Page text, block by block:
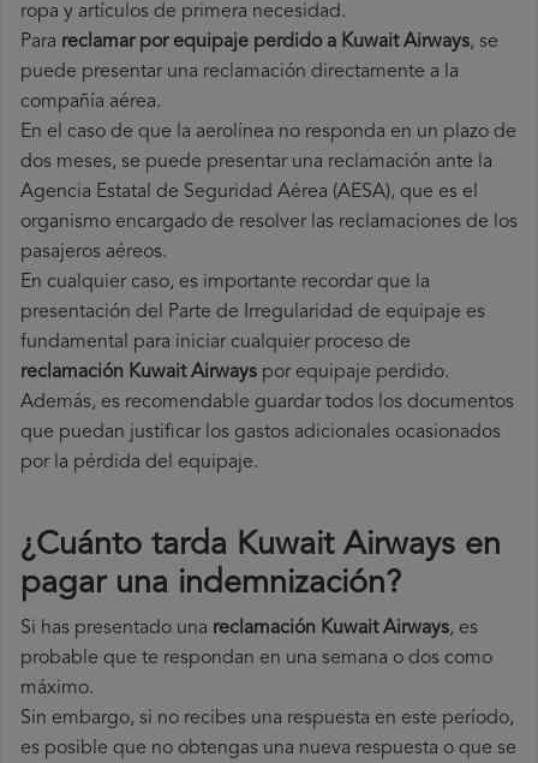
ropa y artículos de primera necesidad.
Para reclamar por equipaje perdido a Kuwait Airways, se
puede presentar una reclamación directamente a la
compañía aérea.
En el caso de que la aerolínea no responda en un plazo de
dos meses, se puede presentar una reclamación ante la
Agencia Estatal de Seguridad Aérea (AESA), que es el
organismo encargado de resolver las reclamaciones de los
pasajeros aéreos.
En cualquier caso, es importante recordar que la
presentación del Parte de Irregularidad de equipaje es
fundamental para iniciar cualquier proceso de
reclamación Kuwait Airways por equipaje perdido.
Además, es recomendable guardar todos los documentos
que puedan justificar los gastos adicionales ocasionados
por la pérdida del equipaje.
¿Cuánto tarda Kuwait Airways en
pagar una indemnización?
Si has presentado una reclamación Kuwait Airways, es
probable que te respondan en una semana o dos como
máximo.
Sin embargo, si no recibes una respuesta en este período,
es posible que no obtengas una nueva respuesta o que se